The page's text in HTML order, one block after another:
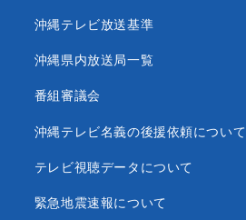
沖縄テレビ放送基準
沖縄県内放送局一覧
番組審議会
沖縄テレビ名義の後援依頼について
テレビ視聴データについて
緊急地震速報について